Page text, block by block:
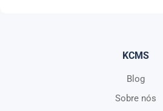
KCMS
Blog
Sobre nós